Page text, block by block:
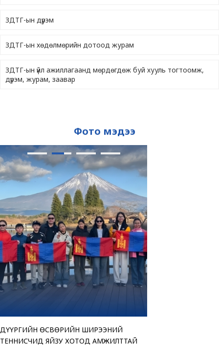
ЗДТГ-ын дүрэм
ЗДТГ-ын хөдөлмөрийн дотоод журам
ЗДТГ-ын үйл ажиллагаанд мөрдөгдөж буй хууль тогтоомж,
дүрэм, журам, заавар
Фото мэдээ
ДҮҮРГИЙН ӨСВӨРИЙН ШИРЭЭНИЙ
ТЕННИСЧИД ЯЙЗУ ХОТОД АМЖИЛТТАЙ